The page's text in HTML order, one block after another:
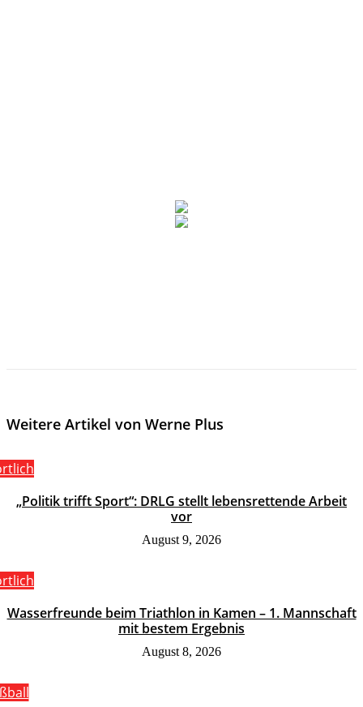
Weitere Artikel von Werne Plus
„Politik trifft Sport“: DRLG stellt lebensrettende Arbeit
vor
August 9, 2026
Wasserfreunde beim Triathlon in Kamen – 1. Mannschaft
mit bestem Ergebnis
August 8, 2026